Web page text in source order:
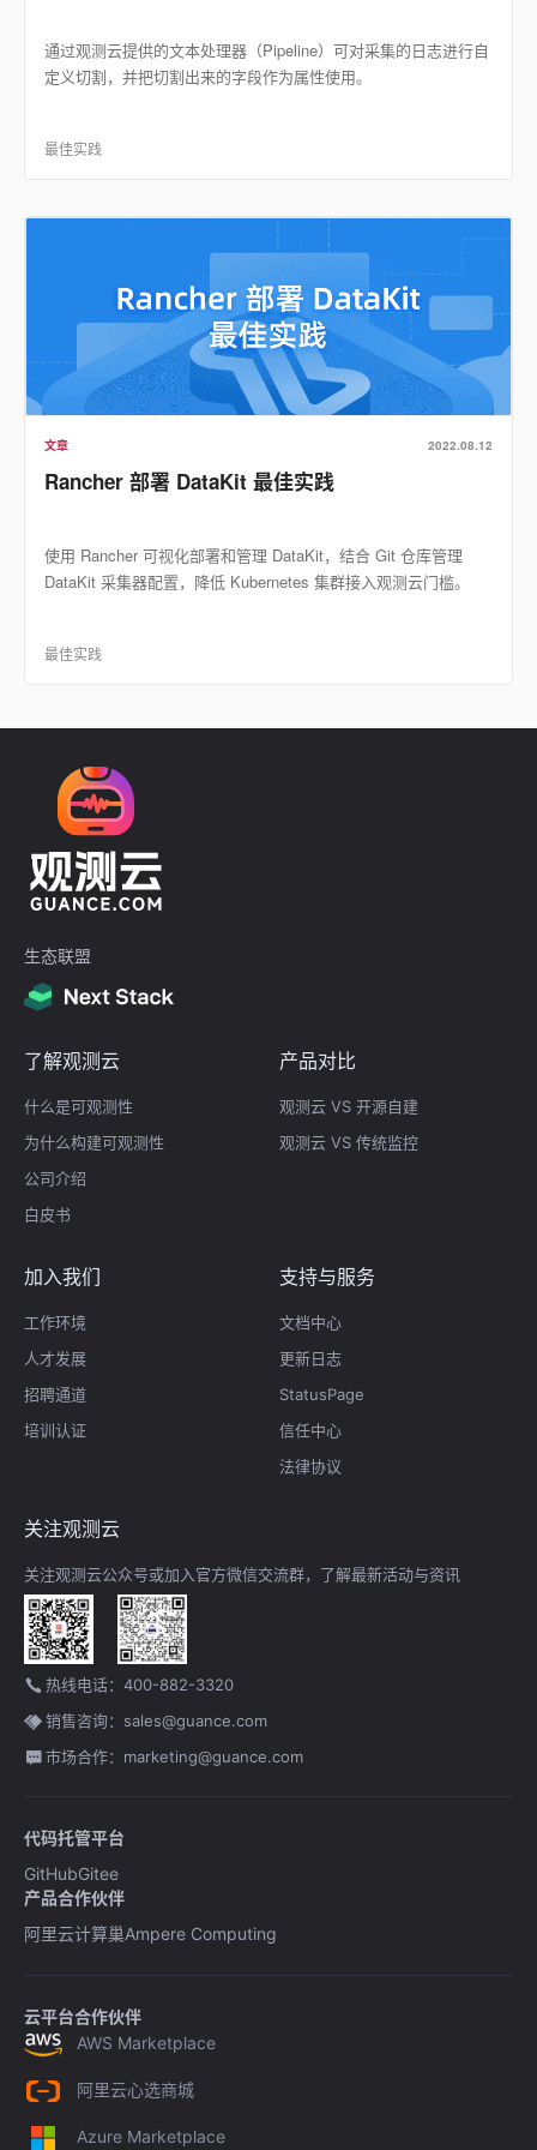
通过观测云提供的文本处理器（Pipeline）可对采集的日志进行自
定义切割，并把切割出来的字段作为属性使用。
最佳实践
文章 2022.08.12
Rancher 部署 DataKit 最佳实践
使用 Rancher 可视化部署和管理 DataKit，结合 Git 仓库管理
DataKit 采集器配置，降低 Kubernetes 集群接入观测云门槛。
最佳实践
生态联盟
了解观测云
什么是可观测性
为什么构建可观测性
公司介绍
白皮书
产品对比
观测云 VS 开源自建
观测云 VS 传统监控
加入我们
工作环境
人才发展
招聘通道
培训认证
支持与服务
文档中心
更新日志
StatusPage
信任中心
法律协议
关注观测云
关注观测云公众号或加入官方微信交流群，了解最新活动与资讯
热线电话：400-882-3320
销售咨询：sales@guance.com
市场合作：marketing@guance.com
代码托管平台
GitHubGitee
产品合作伙伴
阿里云计算巢Ampere Computing
云平台合作伙伴
AWS Marketplace
阿里云心选商城
Azure Marketplace